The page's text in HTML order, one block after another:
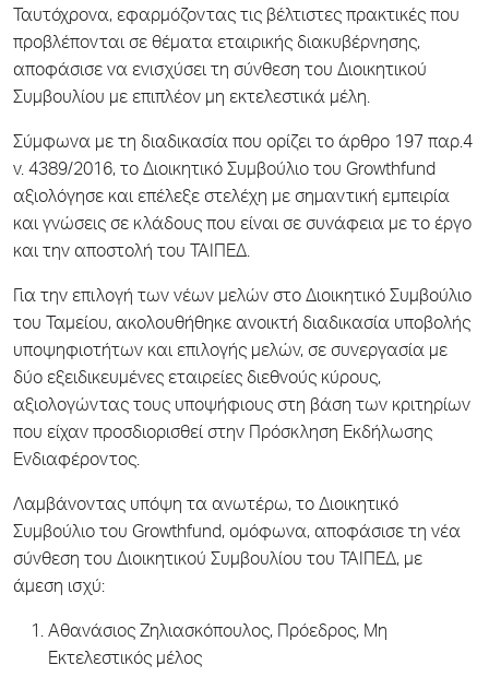
Ταυτόχρονα, εφαρμόζοντας τις βέλτιστες πρακτικές που
προβλέπονται σε θέματα εταιρικής διακυβέρνησης,
αποφάσισε να ενισχύσει τη σύνθεση του Διοικητικού
Συμβουλίου με επιπλέον μη εκτελεστικά μέλη.
Σύμφωνα με τη διαδικασία που ορίζει το άρθρο 197 παρ.4
ν. 4389/2016, το Διοικητικό Συμβούλιο του Growthfund
αξιολόγησε και επέλεξε στελέχη με σημαντική εμπειρία
και γνώσεις σε κλάδους που είναι σε συνάφεια με το έργο
και την αποστολή του ΤΑΙΠΕΔ.
Για την επιλογή των νέων μελών στο Διοικητικό Συμβούλιο
του Ταμείου, ακολουθήθηκε ανοικτή διαδικασία υποβολής
υποψηφιοτήτων και επιλογής μελών, σε συνεργασία με
δύο εξειδικευμένες εταιρείες διεθνούς κύρους,
αξιολογώντας τους υποψήφιους στη βάση των κριτηρίων
που είχαν προσδιορισθεί στην Πρόσκληση Εκδήλωσης
Ενδιαφέροντος.
Λαμβάνοντας υπόψη τα ανωτέρω, το Διοικητικό
Συμβούλιο του Growthfund, ομόφωνα, αποφάσισε τη νέα
σύνθεση του Διοικητικού Συμβουλίου του ΤΑΙΠΕΔ, με
άμεση ισχύ:
Αθανάσιος Ζηλιασκόπουλος, Πρόεδρος, Μη
Εκτελεστικός μέλος